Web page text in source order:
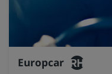
Europcar